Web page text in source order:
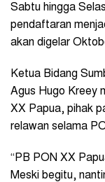
Sabtu hingga
pendaftaran
akan digelar
Ketua Bidang
Agus Hugo Kreey
XX Papua, pihak
relawan selama
“PB PON XX
Meski begitu,